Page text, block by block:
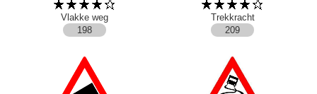
Vlakke weg
Trekkracht
198
209